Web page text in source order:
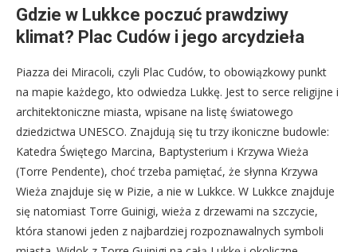
Gdzie w Lukkce poczuć prawdziwy
klimat? Plac Cudów i jego arcydzieła
Piazza dei Miracoli, czyli Plac Cudów, to obowiązkowy punkt
na mapie każdego, kto odwiedza Lukkę. Jest to serce religijne i
architektoniczne miasta, wpisane na listę światowego
dziedzictwa UNESCO. Znajdują się tu trzy ikoniczne budowle:
Katedra Świętego Marcina, Baptysterium i Krzywa Wieża
(Torre Pendente), choć trzeba pamiętać, że słynna Krzywa
Wieża znajduje się w Pizie, a nie w Lukkce. W Lukkce znajduje
się natomiast Torre Guinigi, wieża z drzewami na szczycie,
która stanowi jeden z najbardziej rozpoznawalnych symboli